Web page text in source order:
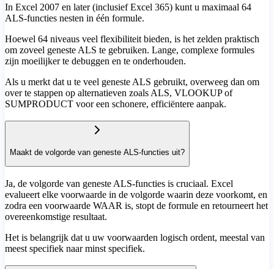
In Excel 2007 en later (inclusief Excel 365) kunt u maximaal 64
ALS-functies nesten in één formule.
Hoewel 64 niveaus veel flexibiliteit bieden, is het zelden praktisch
om zoveel geneste ALS te gebruiken. Lange, complexe formules
zijn moeilijker te debuggen en te onderhouden.
Als u merkt dat u te veel geneste ALS gebruikt, overweeg dan om
over te stappen op alternatieven zoals ALS, VLOOKUP of
SUMPRODUCT voor een schonere, efficiëntere aanpak.
Maakt de volgorde van geneste ALS-functies uit?
Ja, de volgorde van geneste ALS-functies is cruciaal. Excel
evalueert elke voorwaarde in de volgorde waarin deze voorkomt, en
zodra een voorwaarde WAAR is, stopt de formule en retourneert het
overeenkomstige resultaat.
Het is belangrijk dat u uw voorwaarden logisch ordent, meestal van
meest specifiek naar minst specifiek.